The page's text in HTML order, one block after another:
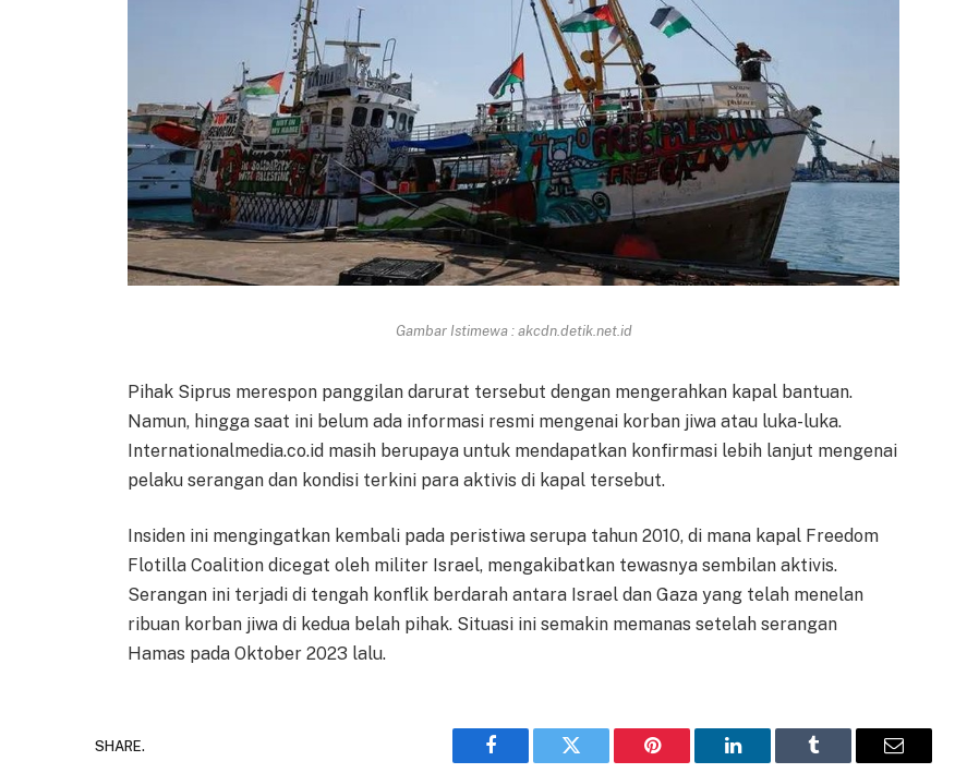
Gambar Istimewa : akcdn.detik.net.id
Pihak Siprus merespon panggilan darurat tersebut dengan mengerahkan kapal bantuan.
Namun, hingga saat ini belum ada informasi resmi mengenai korban jiwa atau luka-luka.
Internationalmedia.co.id masih berupaya untuk mendapatkan konfirmasi lebih lanjut mengenai
pelaku serangan dan kondisi terkini para aktivis di kapal tersebut.
Insiden ini mengingatkan kembali pada peristiwa serupa tahun 2010, di mana kapal Freedom
Flotilla Coalition dicegat oleh militer Israel, mengakibatkan tewasnya sembilan aktivis.
Serangan ini terjadi di tengah konflik berdarah antara Israel dan Gaza yang telah menelan
ribuan korban jiwa di kedua belah pihak. Situasi ini semakin memanas setelah serangan
Hamas pada Oktober 2023 lalu.
SHARE.
Facebook Twitter Pinterest LinkedIn Tumblr Email